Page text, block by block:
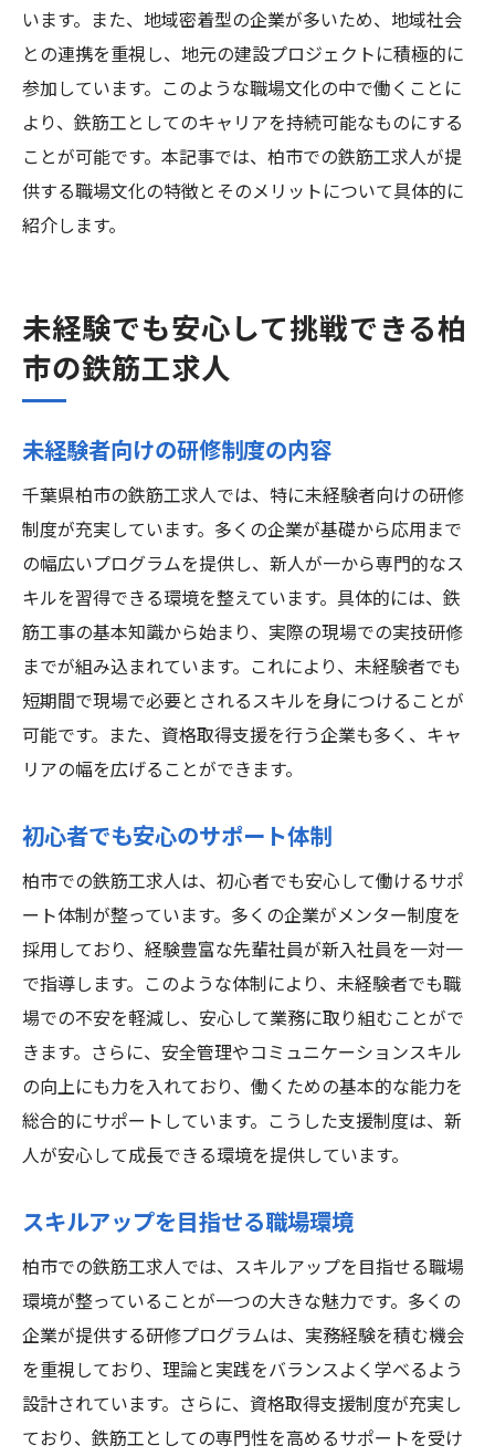
います。また、地域密着型の企業が多いため、地域社会
との連携を重視し、地元の建設プロジェクトに積極的に
参加しています。このような職場文化の中で働くことに
より、鉄筋工としてのキャリアを持続可能なものにする
ことが可能です。本記事では、柏市での鉄筋工求人が提
供する職場文化の特徴とそのメリットについて具体的に
紹介します。
未経験でも安心して挑戦できる柏
市の鉄筋工求人
未経験者向けの研修制度の内容
千葉県柏市の鉄筋工求人では、特に未経験者向けの研修
制度が充実しています。多くの企業が基礎から応用まで
の幅広いプログラムを提供し、新人が一から専門的なス
キルを習得できる環境を整えています。具体的には、鉄
筋工事の基本知識から始まり、実際の現場での実技研修
までが組み込まれています。これにより、未経験者でも
短期間で現場で必要とされるスキルを身につけることが
可能です。また、資格取得支援を行う企業も多く、キャ
リアの幅を広げることができます。
初心者でも安心のサポート体制
柏市での鉄筋工求人は、初心者でも安心して働けるサポ
ート体制が整っています。多くの企業がメンター制度を
採用しており、経験豊富な先輩社員が新入社員を一対一
で指導します。このような体制により、未経験者でも職
場での不安を軽減し、安心して業務に取り組むことがで
きます。さらに、安全管理やコミュニケーションスキル
の向上にも力を入れており、働くための基本的な能力を
総合的にサポートしています。こうした支援制度は、新
人が安心して成長できる環境を提供しています。
スキルアップを目指せる職場環境
柏市での鉄筋工求人では、スキルアップを目指せる職場
環境が整っていることが一つの大きな魅力です。多くの
企業が提供する研修プログラムは、実務経験を積む機会
を重視しており、理論と実践をバランスよく学べるよう
設計されています。さらに、資格取得支援制度が充実し
ており、鉄筋工としての専門性を高めるサポートを受け